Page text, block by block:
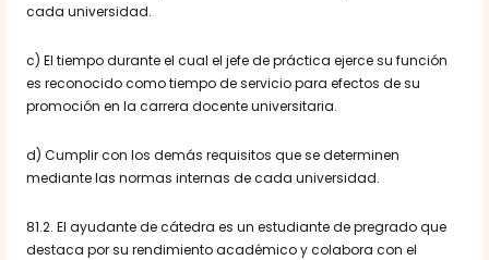
cada universidad.
c) El tiempo durante el cual el jefe de práctica ejerce su función
es reconocido como tiempo de servicio para efectos de su
promoción en la carrera docente universitaria.
d) Cumplir con los demás requisitos que se determinen
mediante las normas internas de cada universidad.
81.2. El ayudante de cátedra es un estudiante de pregrado que
destaca por su rendimiento académico y colabora con el